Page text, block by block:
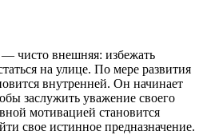
чисто внешняя: избежать
на улице. По мере развития
внутренней. Он начинает
заслужить уважение своего
мотивацией становится
свое истинное предназначение.